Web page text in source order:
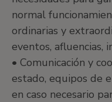
normal
ordinarias y
eventos, afluencias,
• Comunicación y
estado, equipos de
en caso necesario